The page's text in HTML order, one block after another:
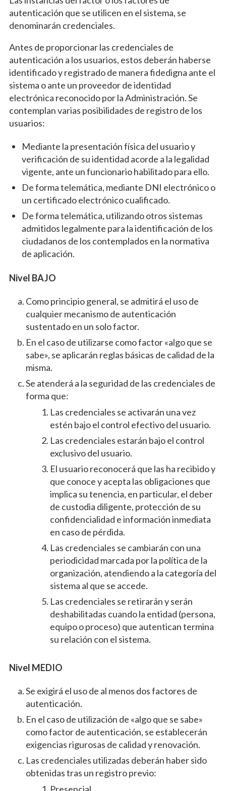
autenticación que se utilicen en el sistema, se
denominarán credenciales.
Antes de proporcionar las credenciales de
autenticación a los usuarios, estos deberán haberse
identificado y registrado de manera fidedigna ante el
sistema o ante un proveedor de identidad
electrónica reconocido por la Administración. Se
contemplan varias posibilidades de registro de los
usuarios:
Mediante la presentación física del usuario y
verificación de su identidad acorde a la legalidad
vigente, ante un funcionario habilitado para ello.
De forma telemática, mediante DNI electrónico o
un certificado electrónico cualificado.
De forma telemática, utilizando otros sistemas
admitidos legalmente para la identificación de los
ciudadanos de los contemplados en la normativa
de aplicación.
Nivel BAJO
Como principio general, se admitirá el uso de
cualquier mecanismo de autenticación
sustentado en un solo factor.
En el caso de utilizarse como factor «algo que se
sabe», se aplicarán reglas básicas de calidad de la
misma.
Se atenderá a la seguridad de las credenciales de
forma que:
Las credenciales se activarán una vez
estén bajo el control efectivo del usuario.
Las credenciales estarán bajo el control
exclusivo del usuario.
El usuario reconocerá que las ha recibido y
que conoce y acepta las obligaciones que
implica su tenencia, en particular, el deber
de custodia diligente, protección de su
confidencialidad e información inmediata
en caso de pérdida.
Las credenciales se cambiarán con una
periodicidad marcada por la política de la
organización, atendiendo a la categoría del
sistema al que se accede.
Las credenciales se retirarán y serán
deshabilitadas cuando la entidad (persona,
equipo o proceso) que autentican termina
su relación con el sistema.
Nivel MEDIO
Se exigirá el uso de al menos dos factores de
autenticación.
En el caso de utilización de «algo que se sabe»
como factor de autenticación, se establecerán
exigencias rigurosas de calidad y renovación.
Las credenciales utilizadas deberán haber sido
obtenidas tras un registro previo: